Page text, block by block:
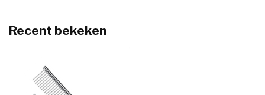
Recent bekeken